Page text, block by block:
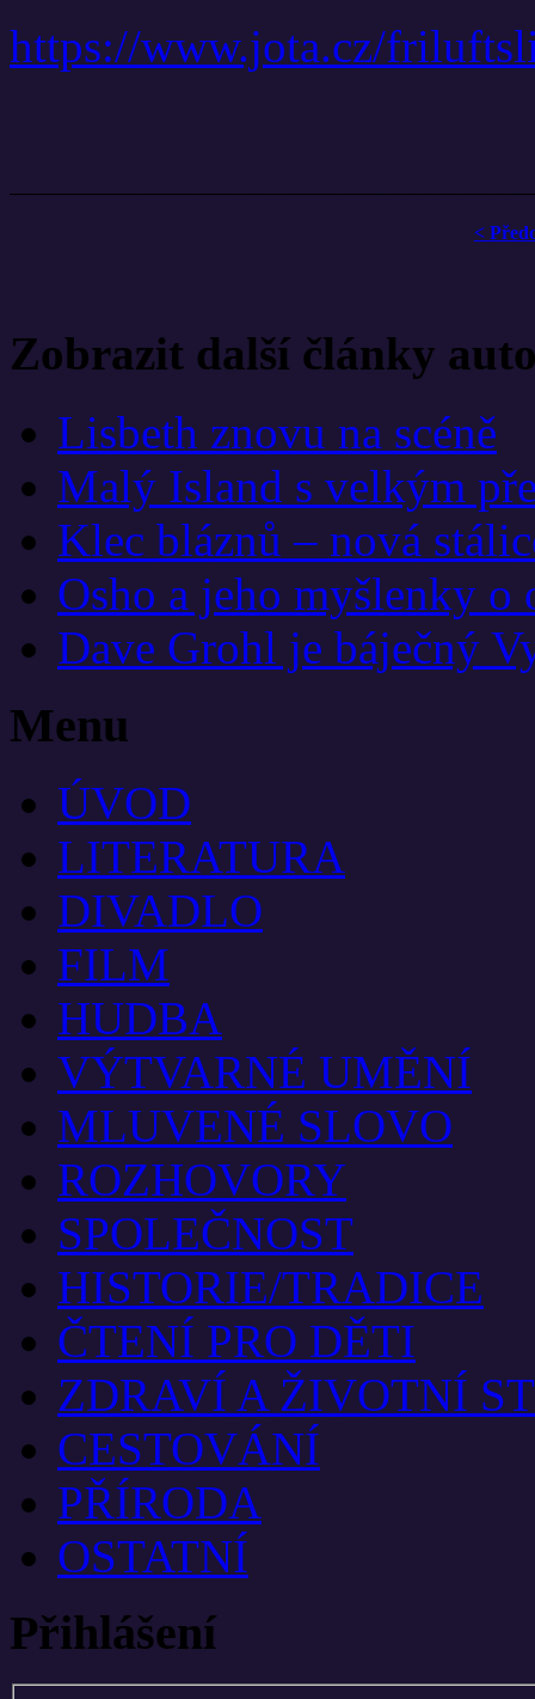
https://www.jota.cz/
<
Zobrazit další články
Lisbeth znovu na scéně
Malý Island s velkým
Klec bláznů – nová
Osho a jeho myšlenky o
Dave Grohl je báječný
Menu
ÚVOD
LITERATURA
DIVADLO
FILM
HUDBA
VÝTVARNÉ UMĚNÍ
MLUVENÉ SLOVO
ROZHOVORY
SPOLEČNOST
HISTORIE/TRADICE
ČTENÍ PRO DĚTI
ZDRAVÍ A ŽIVOTNÍ
CESTOVÁNÍ
PŘÍRODA
OSTATNÍ
Přihlášení